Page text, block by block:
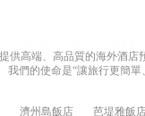
高端、高品質的海外酒店
們的使命是“讓旅行更簡單
濟州島飯店 芭堤雅飯